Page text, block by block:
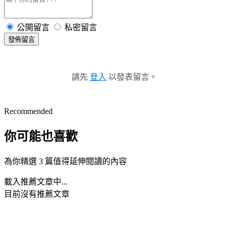
公開留言 私密留言
發佈留言
請先 登入 以發表留言。
Recommended
你可能也喜歡
為你精選 3 篇值得延伸閱讀的內容
載入推薦文章中...
目前沒有推薦文章